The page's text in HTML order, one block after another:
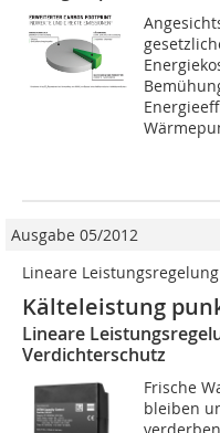
Ausgabe 05/2012
Lineare
Kälteleistung
Lineare
Verdichterschutz
Frische
bleiben